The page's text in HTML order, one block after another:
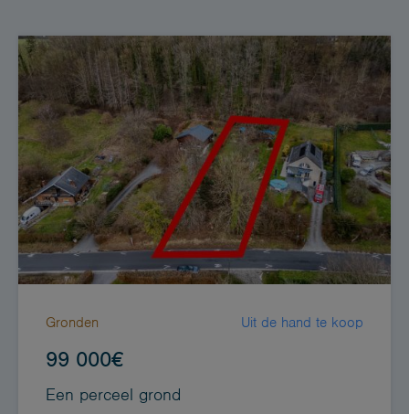
Gronden Uit de hand te koop
99 000€
Een perceel grond